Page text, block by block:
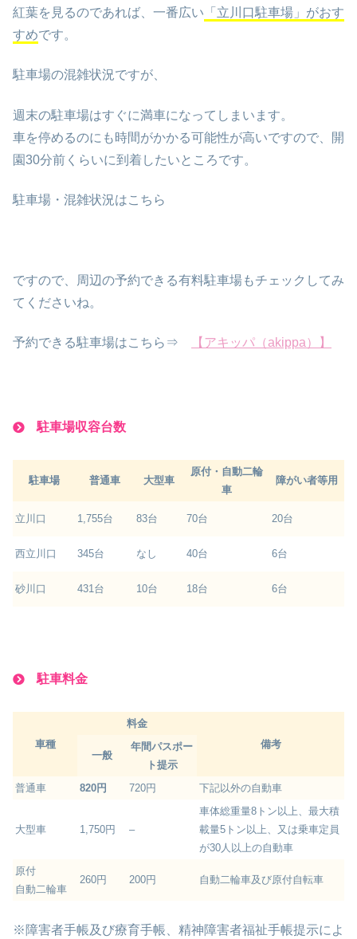
紅葉を見るのであれば、一番広い 「立川口駐車場」がおす
すめです。
駐車場の混雑状況ですが、
週末の駐車場はすぐに満車になってしまいます。
車を停めるのにも時間がかかる可能性が高いですので、開
園30分前くらいに到着したいところです。
駐車場・混雑状況はこちら
ですので、周辺の予約できる有料駐車場もチェックしてみ
てくださいね。
予約できる駐車場はこちら⇒ 【アキッパ（akippa）】
駐車場収容台数
駐車場 普通車 大型車
原付・自動二輪
車
障がい者等用
立川口 1,755台 83台 70台 20台
西立川口 345台 なし 40台 6台
砂川口 431台 10台 18台 6台
駐車料金
車種
料金
備考
一般
年間パスポー
ト提示
普通車
820円 720円 下記以外の自動車
大型車 1,750円 –
車体総重量8トン以上、最大積
載量5トン以上、又は乗車定員
が30人以上の自動車
原付
自動二輪車
260円 200円 自動二輪車及び原付自転車
※障害者手帳及び療育手帳、精神障害者福祉手帳提示によ